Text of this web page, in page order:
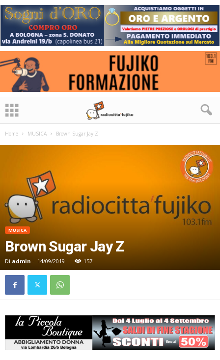
Home MUSICA Brown Sugar Jay Z
MUSICA
Brown Sugar Jay Z
Di admin - 14/09/2019 157